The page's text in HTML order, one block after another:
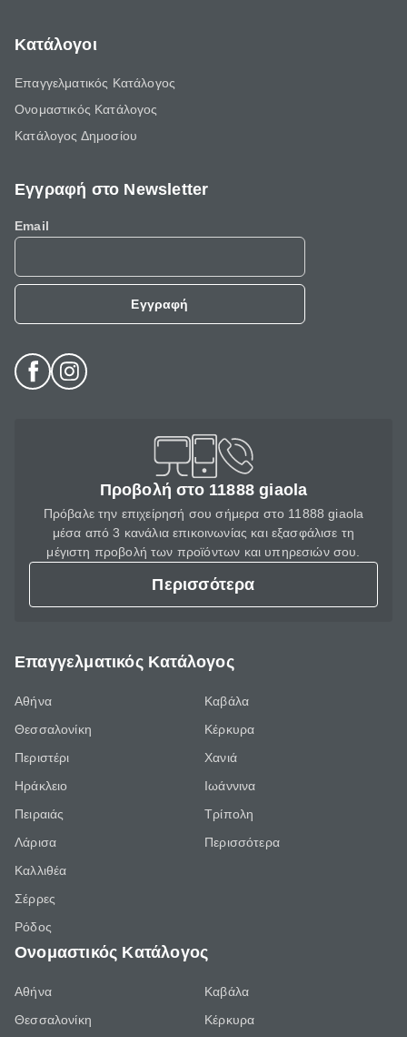
Κατάλογοι
Επαγγελματικός Κατάλογος
Ονομαστικός Κατάλογος
Κατάλογος Δημοσίου
Εγγραφή στο Newsletter
Email
Εγγραφή
Προβολή στο 11888 giaola
Πρόβαλε την επιχείρησή σου σήμερα στο 11888 giaola
μέσα από 3 κανάλια επικοινωνίας και εξασφάλισε τη
μέγιστη προβολή των προϊόντων και υπηρεσιών σου.
Περισσότερα
Επαγγελματικός Κατάλογος
Αθήνα
Θεσσαλονίκη
Περιστέρι
Ηράκλειο
Πειραιάς
Λάρισα
Καλλιθέα
Σέρρες
Ρόδος
Καβάλα
Κέρκυρα
Χανιά
Ιωάννινα
Τρίπολη
Περισσότερα
Ονομαστικός Κατάλογος
Αθήνα
Θεσσαλονίκη
Καβάλα
Κέρκυρα